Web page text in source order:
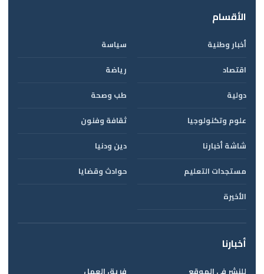
الأقسام
أخبار وطنية
سياسة
اقتصاد
رياضة
دولية
طب وصحة
علوم وتكنولوجيا
ثقافة وفنون
شاشة أخبارنا
دين ودنيا
مستجدات التعليم
حوادث وقضايا
الأخيرة
أخبارنا